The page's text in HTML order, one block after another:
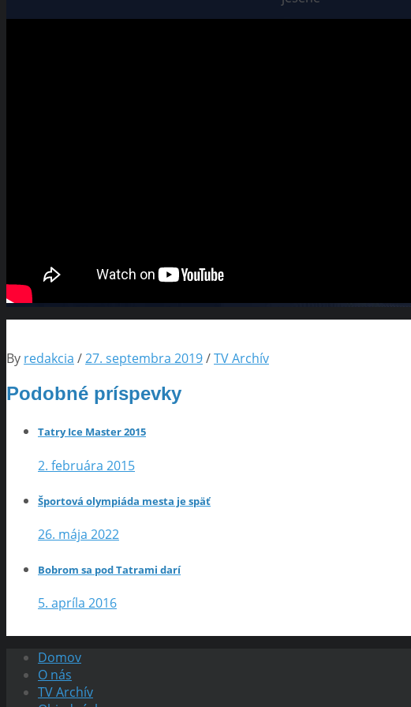
By redakcia /27. septembra 2019/TV Archív
Podobné príspevky
Tatry Ice Master 2015
2. februára 2015
Športová olympiáda mesta je späť
26. mája 2022
Bobrom sa pod Tatrami darí
5. apríla 2016
Domov
O nás
TV Archív